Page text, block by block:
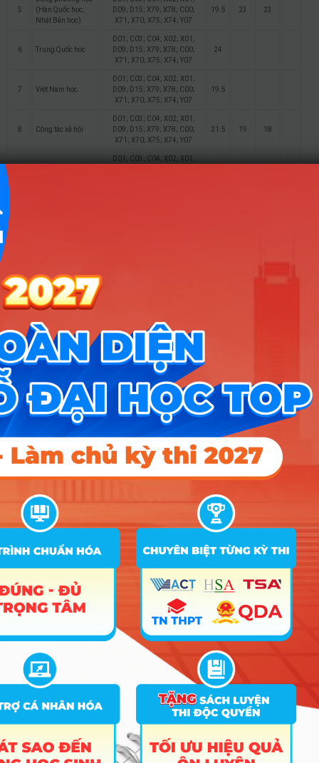
5
(Hàn Quốc học,
Nhật Bản học)
D09; D15; X79; X78; C00;
X71; X70; X75; X74; Y07
19.5 23 23
6 Trung Quốc học
D01; C03; C04; X02; X01;
D09; D15; X79; X78; C00;
X71; X70; X75; X74; Y07
24
7 Việt Nam học
D01; C03; C04; X02; X01;
D09; D15; X79; X78; C00;
X71; X70; X75; X74; Y07
19.5
8 Công tác xã hội
D01; C03; C04; X02; X01;
D09; D15; X79; X78; C00;
X71; X70; X75; X74; Y07
21.5 19 18
D01; C03; C04; X02; X01;
ĐĂNG KÝ NGAY
Công cụ
Trắc nghiệm MBTI
Tư vấn hướng nghiệp
Tin tức
Tin giáo dục nổi bật
Tin tuyển sinh vào 10
Tin tuyển sinh Đại học
Về chúng tôi
Liên hệ
Điều khoản dịch vụ
Chính sách bảo mật